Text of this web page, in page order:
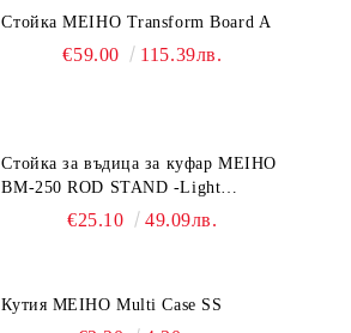
Стойка MEIHO Transform Board A
€59.00 115.39лв.
Стойка за въдица за куфар MEIHO
BM-250 ROD STAND -Light
Blue/Black color
€25.10 49.09лв.
Кутия MEIHO Multi Case SS